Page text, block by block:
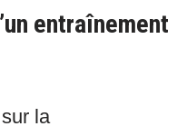
entraînement
la